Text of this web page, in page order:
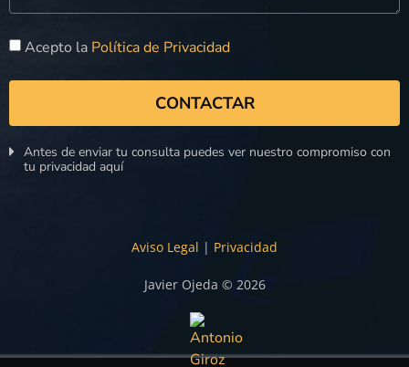
Acepto la Política de Privacidad
CONTACTAR
Antes de enviar tu consulta puedes ver nuestro compromiso con
tu privacidad aquí
Aviso Legal | Privacidad
Javier Ojeda © 2026